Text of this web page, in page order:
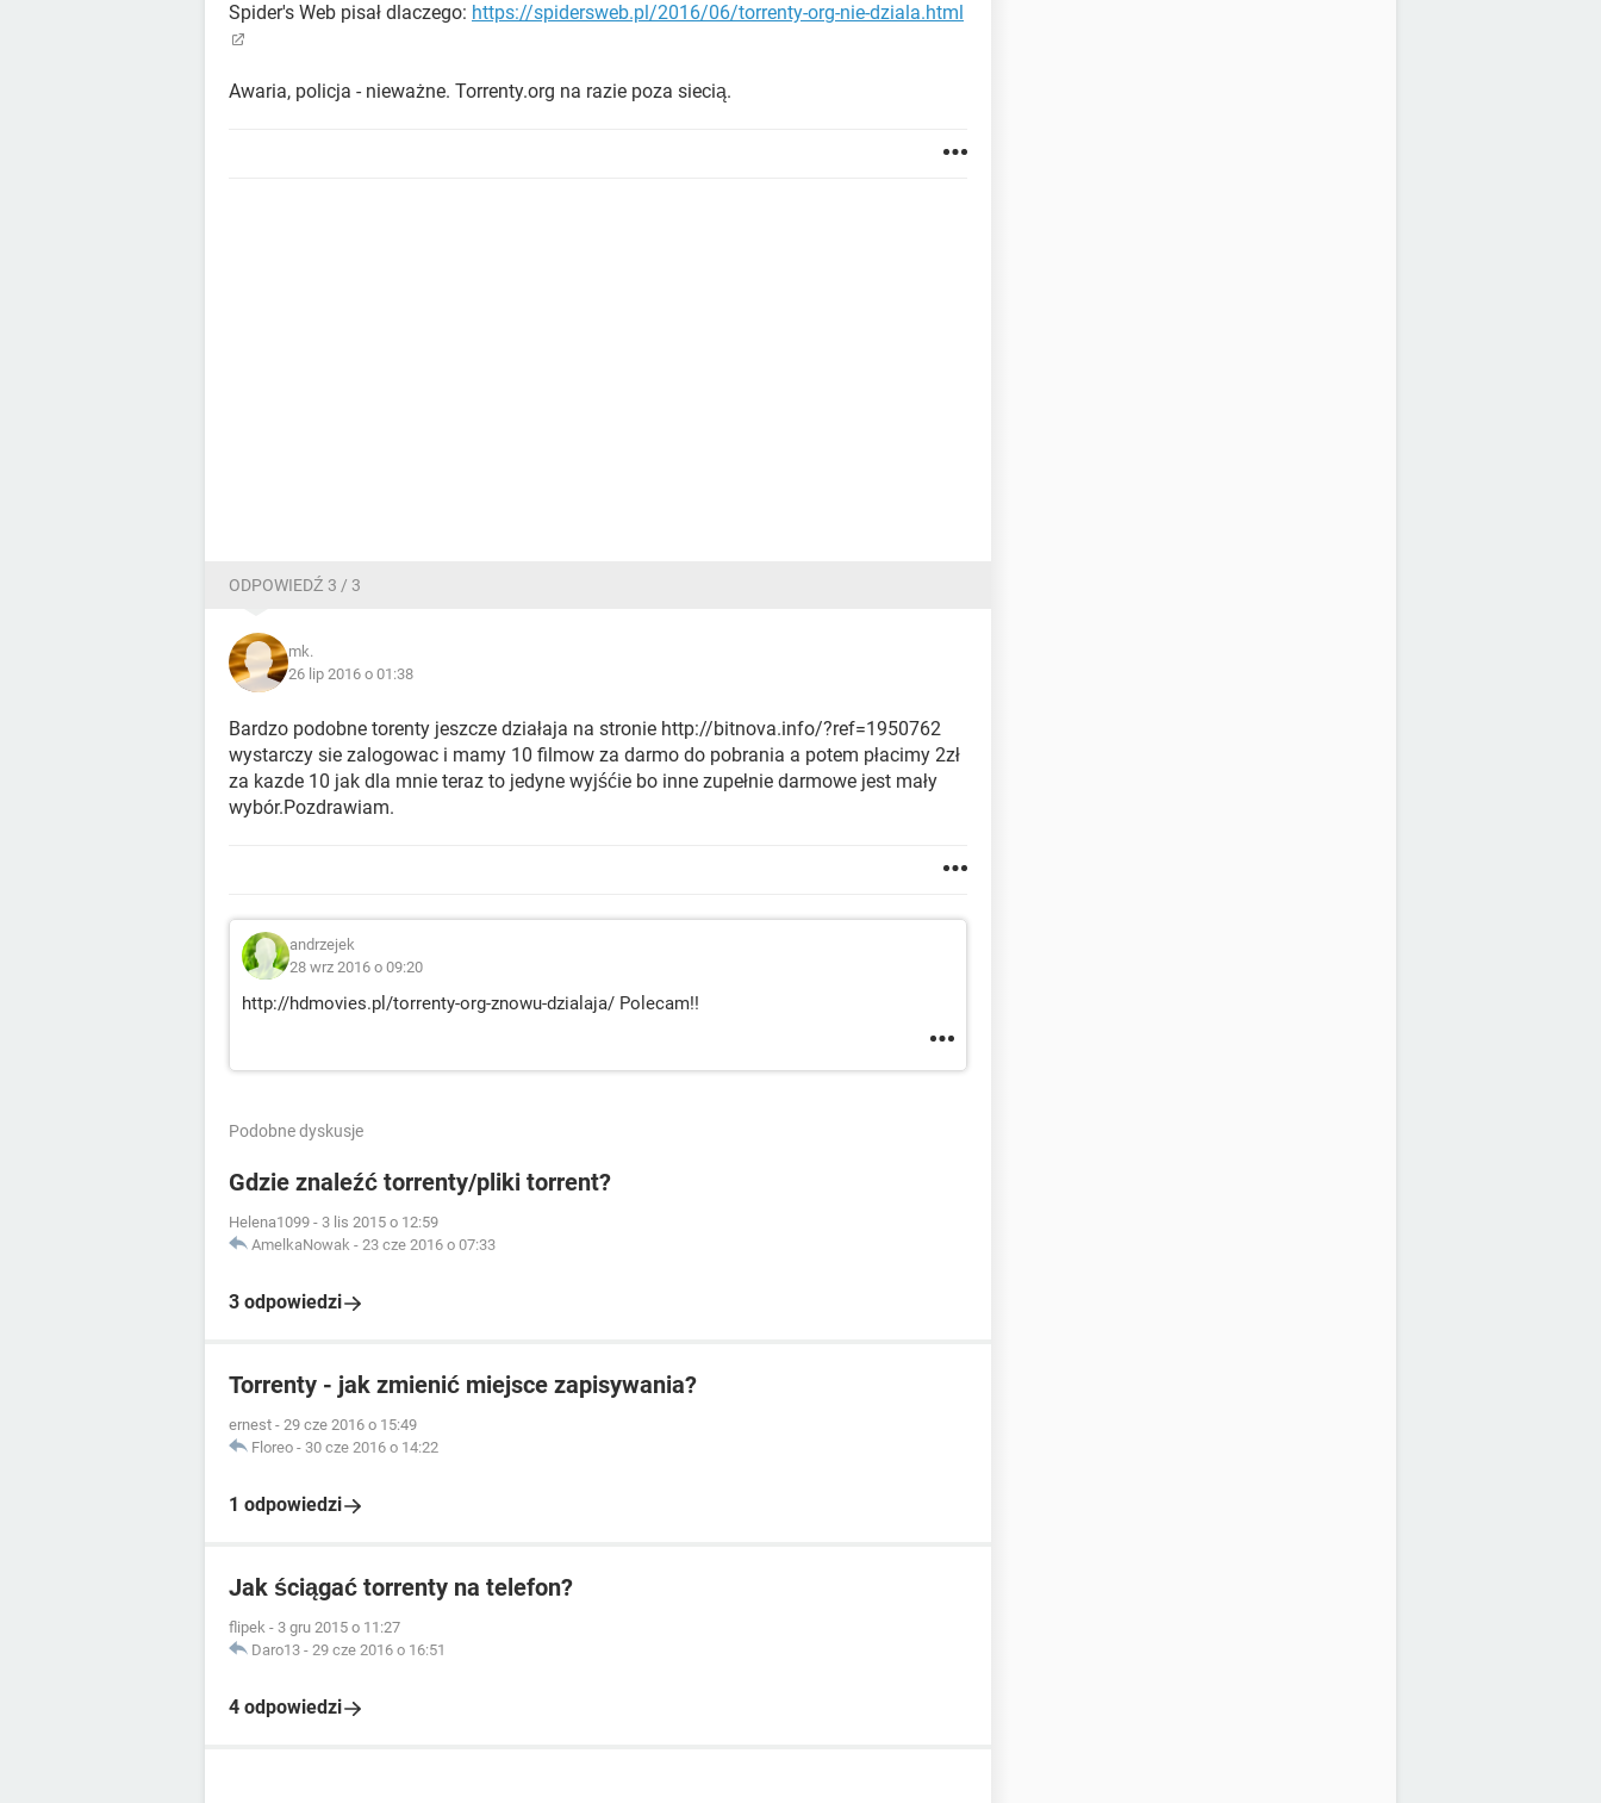
Spider's Web pisał dlaczego: https://spidersweb.pl/2016/06/torrenty-org-nie-dziala.html
Awaria, policja - nieważne. Torrenty.org na razie poza siecią.
ODPOWIEDŹ 3 / 3
mk.
26 lip 2016 o 01:38
Bardzo podobne torenty jeszcze działaja na stronie http://bitnova.info/?ref=1950762
wystarczy sie zalogowac i mamy 10 filmow za darmo do pobrania a potem płacimy 2zł
za kazde 10 jak dla mnie teraz to jedyne wyjśćie bo inne zupełnie darmowe jest mały
wybór.Pozdrawiam.
andrzejek
28 wrz 2016 o 09:20
http://hdmovies.pl/torrenty-org-znowu-dzialaja/ Polecam!!
Podobne dyskusje
Gdzie znaleźć torrenty/pliki torrent?
Helena1099 - 3 lis 2015 o 12:59
AmelkaNowak - 23 cze 2016 o 07:33
3 odpowiedzi
Torrenty - jak zmienić miejsce zapisywania?
ernest - 29 cze 2016 o 15:49
Floreo - 30 cze 2016 o 14:22
1 odpowiedzi
Jak ściągać torrenty na telefon?
flipek - 3 gru 2015 o 11:27
Daro13 - 29 cze 2016 o 16:51
4 odpowiedzi